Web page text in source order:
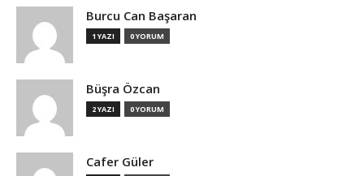
Burcu Can Başaran
1 YAZI 0 YORUM
Büşra Özcan
2 YAZI 0 YORUM
Cafer Güler